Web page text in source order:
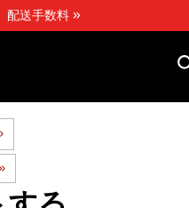
配送手数料 »